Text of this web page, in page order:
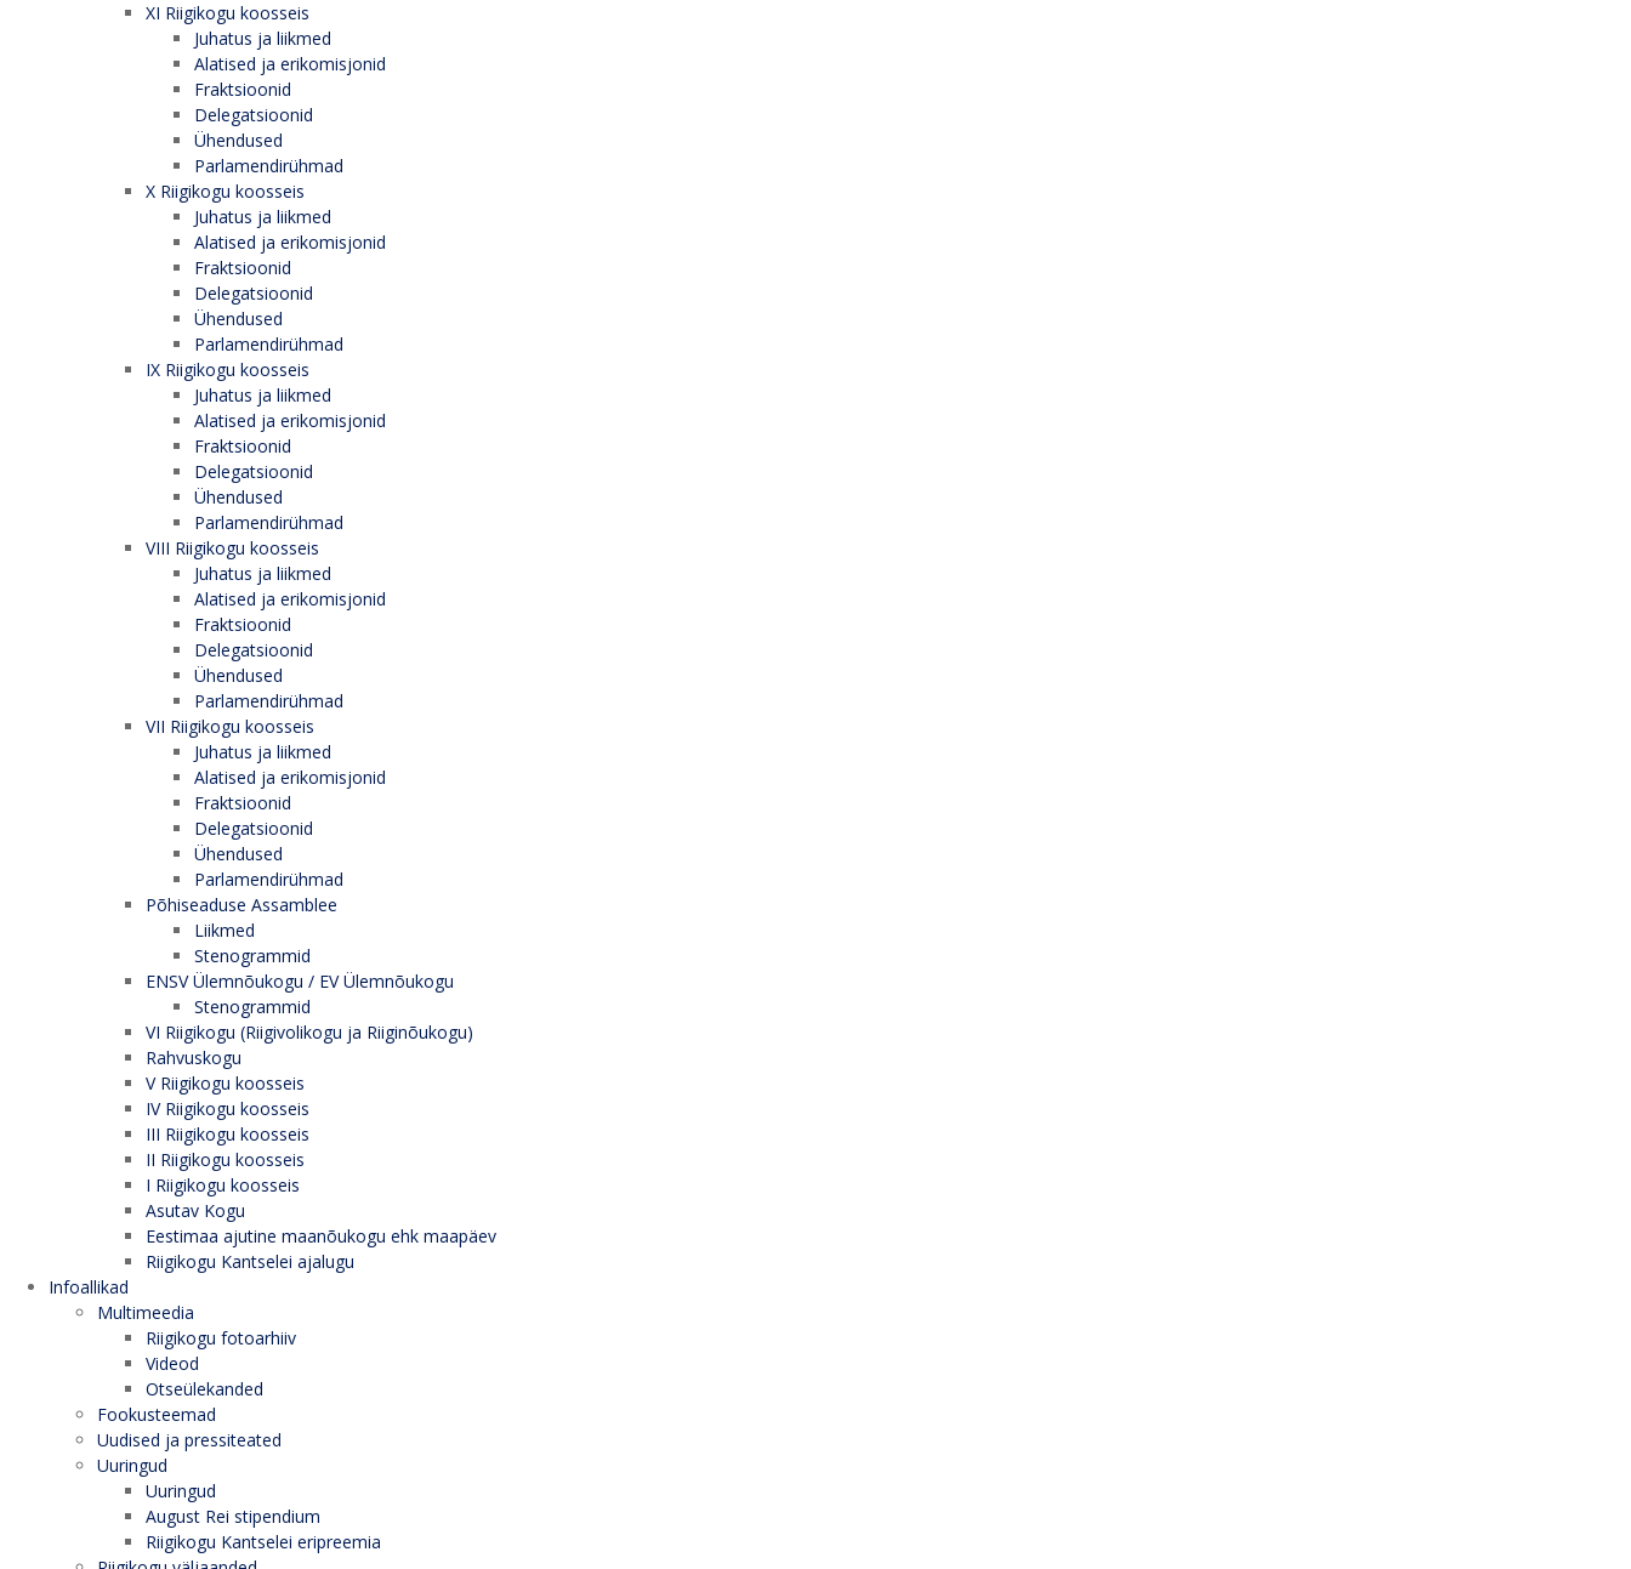
XI Riigikogu koosseis
Juhatus ja liikmed
Alatised ja erikomisjonid
Fraktsioonid
Delegatsioonid
Ühendused
Parlamendirühmad
X Riigikogu koosseis
Juhatus ja liikmed
Alatised ja erikomisjonid
Fraktsioonid
Delegatsioonid
Ühendused
Parlamendirühmad
IX Riigikogu koosseis
Juhatus ja liikmed
Alatised ja erikomisjonid
Fraktsioonid
Delegatsioonid
Ühendused
Parlamendirühmad
VIII Riigikogu koosseis
Juhatus ja liikmed
Alatised ja erikomisjonid
Fraktsioonid
Delegatsioonid
Ühendused
Parlamendirühmad
VII Riigikogu koosseis
Juhatus ja liikmed
Alatised ja erikomisjonid
Fraktsioonid
Delegatsioonid
Ühendused
Parlamendirühmad
Põhiseaduse Assamblee
Liikmed
Stenogrammid
ENSV Ülemnõukogu / EV Ülemnõukogu
Stenogrammid
VI Riigikogu (Riigivolikogu ja Riiginõukogu)
Rahvuskogu
V Riigikogu koosseis
IV Riigikogu koosseis
III Riigikogu koosseis
II Riigikogu koosseis
I Riigikogu koosseis
Asutav Kogu
Eestimaa ajutine maanõukogu ehk maapäev
Riigikogu Kantselei ajalugu
Infoallikad
Multimeedia
Riigikogu fotoarhiiv
Videod
Otseülekanded
Fookusteemad
Uudised ja pressiteated
Uuringud
Uuringud
August Rei stipendium
Riigikogu Kantselei eripreemia